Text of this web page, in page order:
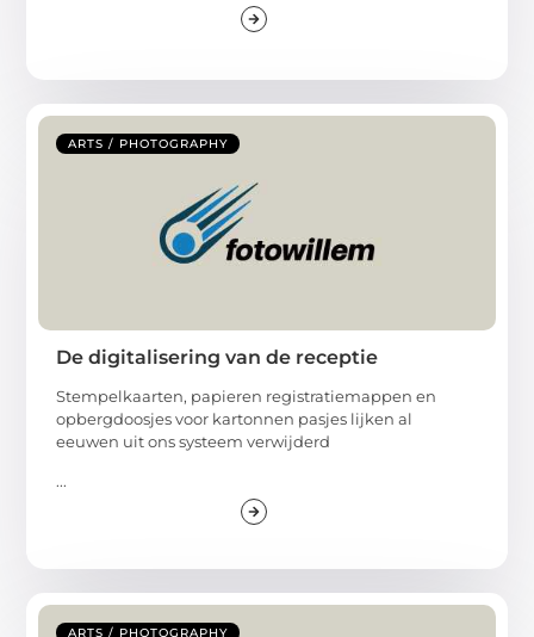
ARTS / PHOTOGRAPHY
De digitalisering van de receptie
Stempelkaarten, papieren registratiemappen en
opbergdoosjes voor kartonnen pasjes lijken al
eeuwen uit ons systeem verwijderd
...
ARTS / PHOTOGRAPHY